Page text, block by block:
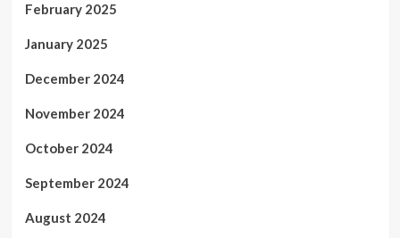
February 2025
January 2025
December 2024
November 2024
October 2024
September 2024
August 2024